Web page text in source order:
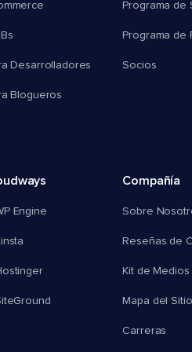
Desarrolladores
Blogueros
Programa de
Programa de
Socios
Engine
Compañía
Sobre
Reseñas de
Kit de Medios
Mapa del Sitio
Carreras